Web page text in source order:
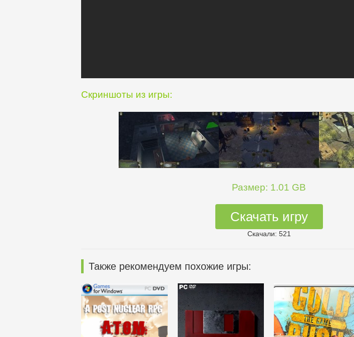
Скриншоты из игры:
Размер: 1.01 GB
Скачать игру
Скачали: 521
Также рекомендуем похожие игры: